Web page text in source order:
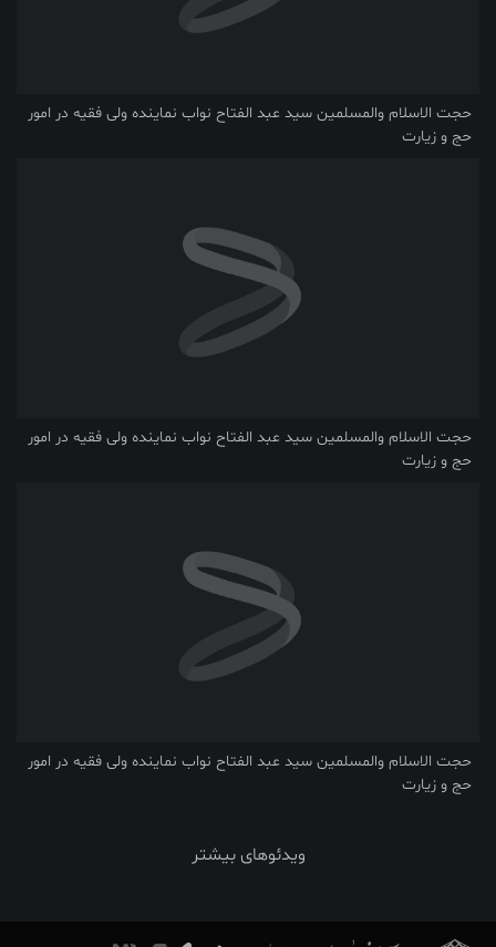
حجت الاسلام والمسلمین سید عبد الفتاح نواب نماینده ولی فقیه در امور
حج و زیارت
حجت الاسلام والمسلمین سید عبد الفتاح نواب نماینده ولی فقیه در امور
حج و زیارت
حجت الاسلام والمسلمین سید عبد الفتاح نواب نماینده ولی فقیه در امور
حج و زیارت
ویدئوهای بیشتر